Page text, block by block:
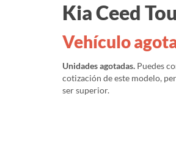
Kia Ceed
Vehículo
Unidades agotadas. Puedes
cotización de este modelo,
ser superior.